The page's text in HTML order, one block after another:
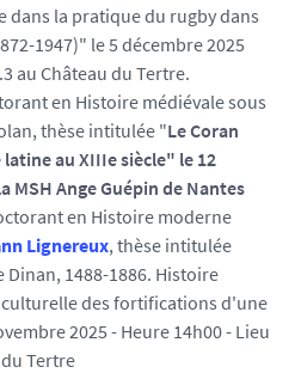
dans la pratique du rugby dans
1947)" le 5 décembre 2025
au Château du Tertre.
en Histoire médiévale sous
thèse intitulée "Le Coran
au XIIIe siècle" le 12
MSH Ange Guépin de Nantes
en Histoire moderne
Lignereux, thèse intitulée
1488-1886. Histoire
des fortifications d'une
2025 - Heure 14h00 - Lieu
Tertre